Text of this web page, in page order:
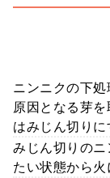
ニンニクの下
原因となる芽
はみじん切りに
みじん切りの
たい状態から火